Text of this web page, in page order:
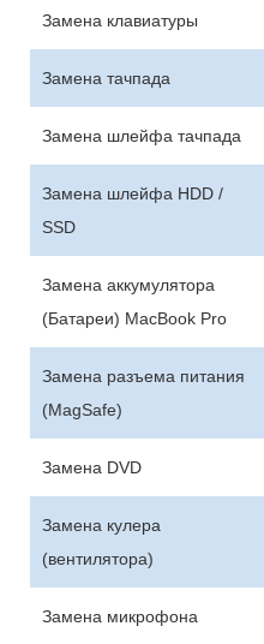
Замена клавиатуры
Замена тачпада
Замена шлейфа тачпада
Замена шлейфа HDD /
SSD
Замена аккумулятора
(Батареи) MacBook Pro
Замена разъема питания
(MagSafe)
Замена DVD
Замена кулера
(вентилятора)
Замена микрофона